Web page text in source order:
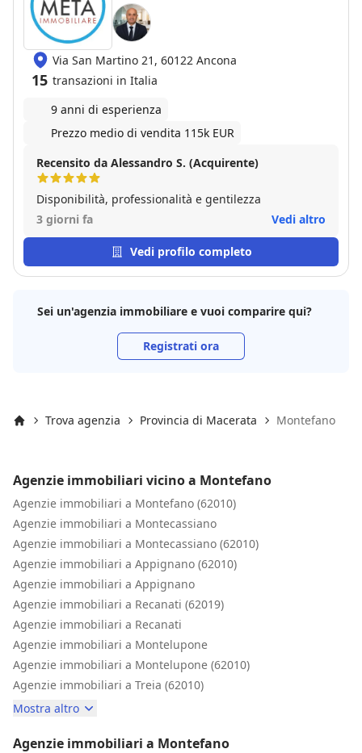
Via San Martino 21, 60122 Ancona
15 transazioni in Italia
9 anni di esperienza
Prezzo medio di vendita 115k EUR
Recensito da Alessandro S. (Acquirente)
Disponibilità, professionalità e gentilezza
3 giorni fa
Vedi altro
Vedi profilo completo
Sei un'agenzia immobiliare e vuoi comparire qui?
Registrati ora
Trova agenzia Provincia di Macerata Montefano
Agenzie immobiliari vicino a Montefano
Agenzie immobiliari a Montefano (62010)
Agenzie immobiliari a Montecassiano
Agenzie immobiliari a Montecassiano (62010)
Agenzie immobiliari a Appignano (62010)
Agenzie immobiliari a Appignano
Agenzie immobiliari a Recanati (62019)
Agenzie immobiliari a Recanati
Agenzie immobiliari a Montelupone
Agenzie immobiliari a Montelupone (62010)
Agenzie immobiliari a Treia (62010)
Mostra altro
Agenzie immobiliari a Montefano